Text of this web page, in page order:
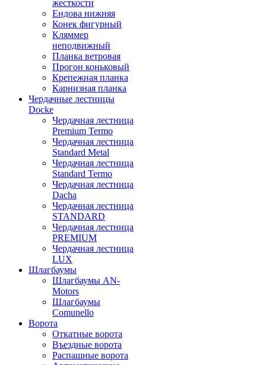
жесткости
Ендова нижняя
Конек фигурный
Кляммер
неподвижный
Планка ветровая
Прогон коньковый
Крепежная планка
Карнизная планка
Чердачные лестницы
Docke
Чердачная лестница
Premium Termo
Чердачная лестница
Standard Metal
Чердачная лестница
Standard Termo
Чердачная лестница
Dacha
Чердачная лестница
STANDARD
Чердачная лестница
PREMIUM
Чердачная лестница
LUX
Шлагбаумы
Шлагбаумы AN-
Motors
Шлагбаумы
Comunello
Ворота
Откатные ворота
Въездные ворота
Распашные ворота